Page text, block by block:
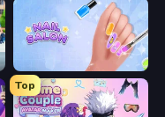
Nail Salon
Top